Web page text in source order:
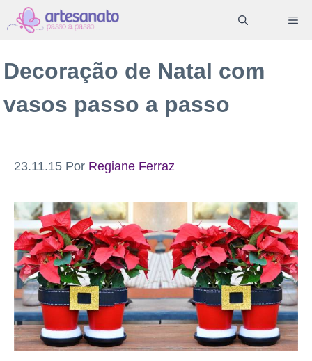
Pular
para
conteúdo
Decoração de Natal com
vasos passo a passo
23.11.15 Por Regiane Ferraz